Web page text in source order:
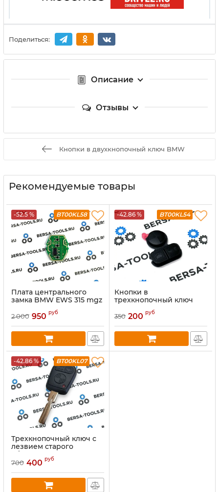
Поделиться:
Описание
Отзывы
Кнопки в двухкнопочный ключ BMW
Рекомендуемые товары
-52.5 % BT00KL58
Плата центрального
замка BMW EWS 315 mgz
(рестайлинг, в ключ
"ромб")
2 000 950 руб
-42.86 % BT00KL54
Кнопки в
трехкнопочный ключ
350 200 руб
-42.86 % BT00KL07
Трехкнопочный ключ с
лезвием старого
образца HU58
700 400 руб